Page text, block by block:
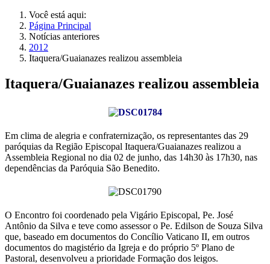
Você está aqui:
Página Principal
Notícias anteriores
2012
Itaquera/Guaianazes realizou assembleia
Itaquera/Guaianazes realizou assembleia
Em clima de alegria e confraternização, os representantes das 29
paróquias da Região Episcopal Itaquera/Guaianazes realizou a
Assembleia Regional no dia 02 de junho, das 14h30 às 17h30, nas
dependências da Paróquia São Benedito.
O Encontro foi coordenado pela Vigário Episcopal, Pe. José
Antônio da Silva e teve como assessor o Pe. Edilson de Souza Silva
que, baseado em documentos do Concílio Vaticano II, em outros
documentos do magistério da Igreja e do próprio 5º Plano de
Pastoral, desenvolveu a prioridade Formação dos leigos.